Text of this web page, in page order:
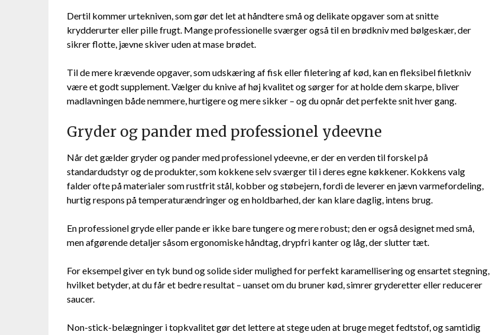
Dertil kommer urtekniven, som gør det let at håndtere små og delikate opgaver som at snitte
krydderurter eller pille frugt. Mange professionelle sværger også til en brødkniv med bølgeskær, der
sikrer flotte, jævne skiver uden at mase brødet.
Til de mere krævende opgaver, som udskæring af fisk eller filetering af kød, kan en fleksibel filetkniv
være et godt supplement. Vælger du knive af høj kvalitet og sørger for at holde dem skarpe, bliver
madlavningen både nemmere, hurtigere og mere sikker – og du opnår det perfekte snit hver gang.
Gryder og pander med professionel ydeevne
Når det gælder gryder og pander med professionel ydeevne, er der en verden til forskel på
standardudstyr og de produkter, som kokkene selv sværger til i deres egne køkkener. Kokkens valg
falder ofte på materialer som rustfrit stål, kobber og støbejern, fordi de leverer en jævn varmefordeling,
hurtig respons på temperaturændringer og en holdbarhed, der kan klare daglig, intens brug.
En professionel gryde eller pande er ikke bare tungere og mere robust; den er også designet med små,
men afgørende detaljer såsom ergonomiske håndtag, drypfri kanter og låg, der slutter tæt.
For eksempel giver en tyk bund og solide sider mulighed for perfekt karamellisering og ensartet stegning,
hvilket betyder, at du får et bedre resultat – uanset om du bruner kød, simrer gryderetter eller reducerer
saucer.
Non-stick-belægninger i topkvalitet gør det lettere at stege uden at bruge meget fedtstof, og samtidig